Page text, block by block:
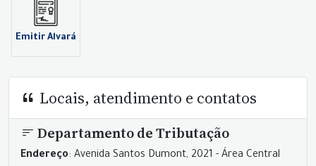
Emitir Alvará
Locais, atendimento e contatos
Departamento de Tributação
Endereço: Avenida Santos Dumont, 2021 - Área Central